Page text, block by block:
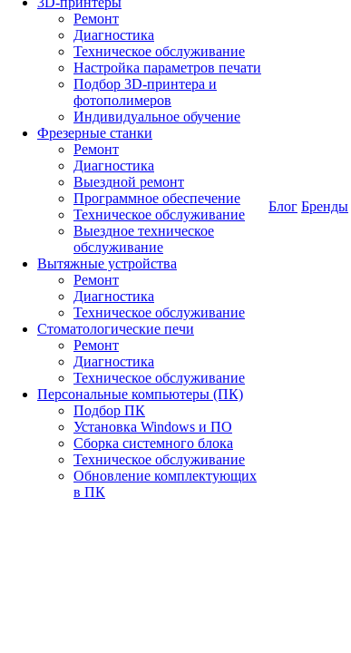
Ремонт
Диагностика
Техническое обслуживание
Настройка параметров печати
Подбор 3D-принтера и
фотополимеров
Индивидуальное обучение
Фрезерные станки
Ремонт
Диагностика
Выездной ремонт
Программное обеспечение
Техническое обслуживание
Выездное техническое
обслуживание
Вытяжные устройства
Ремонт
Диагностика
Техническое обслуживание
Стоматологические печи
Ремонт
Диагностика
Техническое обслуживание
Персональные компьютеры (ПК)
Подбор ПК
Установка Windows и ПО
Сборка системного блока
Техническое обслуживание
Обновление комплектующих
в ПК
Блог Бренды